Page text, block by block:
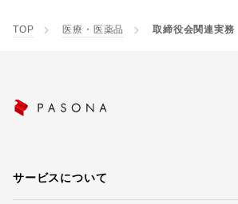
TOP 医療・医薬品 取締役会関連実務
サービスについて